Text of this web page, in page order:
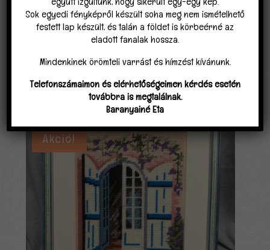
Kapcsolódó termékek
Akció!
Sok egyedi fényképről készült soha meg nem ismételhető
festett lap készült, és talán a földet is körbeérné az
eladott fanalak hossza.
Mindenkinek örömteli varrást és hímzést kívánunk.
Telefonszámaimon és elérhetőségeimen kérdés esetén
továbbra is megtalálnak.
Baranyainé Eta